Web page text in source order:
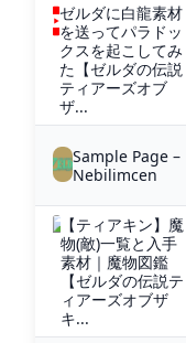
ゼルダに白龍素材
を送ってパラドッ
クスを起こしてみ
た【ゼルダの伝説
ティアーズオブ
ザ...
Sample Page –
Nebilimcen
【ティアキン】魔
物(敵)一覧と入手
素材｜魔物図鑑
【ゼルダの伝説テ
ィアーズオブザ
キ...